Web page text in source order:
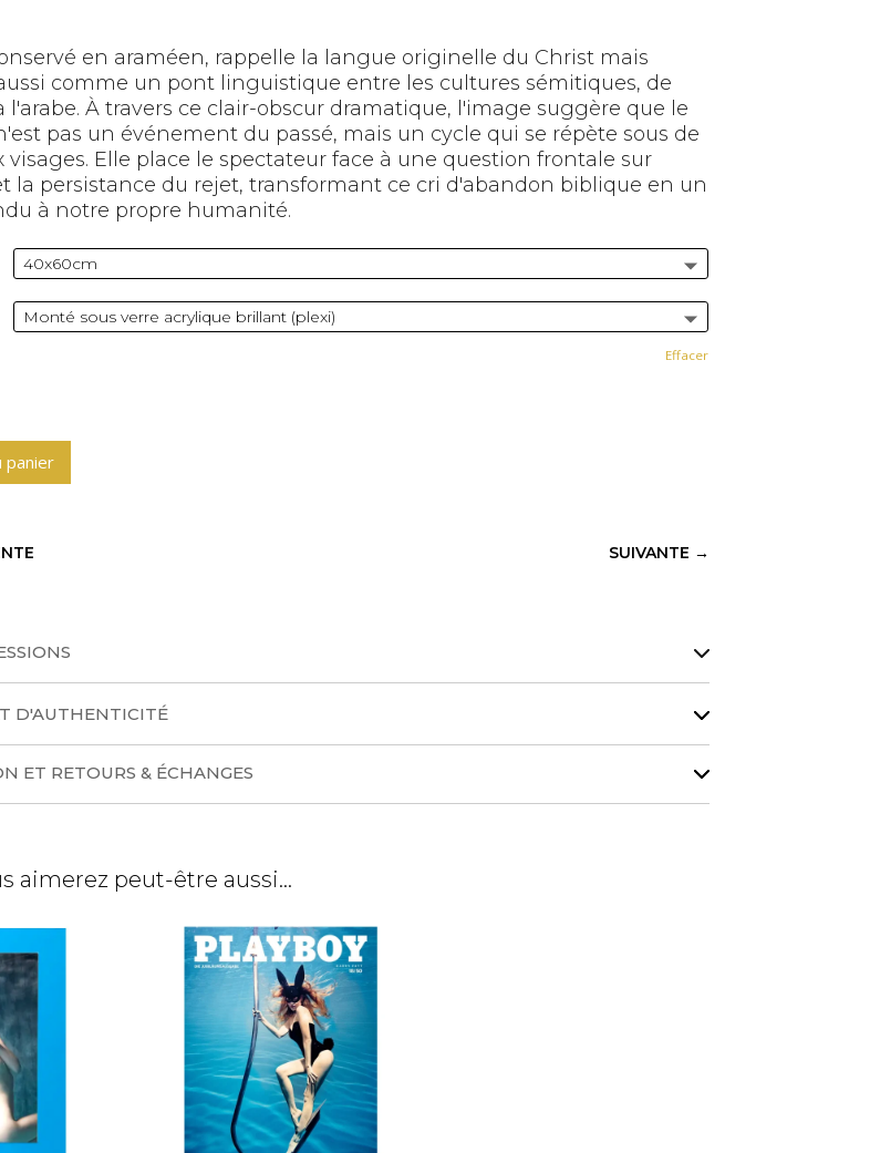
en araméen, rappelle la langue originelle du Christ mais
comme un pont linguistique entre les cultures sémitiques, de
l'arabe. À travers ce clair-obscur dramatique, l'image suggère que le
pas un événement du passé, mais un cycle qui se répète sous de
visages. Elle place le spectateur face à une question frontale sur
la persistance du rejet, transformant ce cri d'abandon biblique en un
à notre propre humanité.
Effacer
panier
SUIVANTE →
D'AUTHENTICITÉ
ET RETOURS & ÉCHANGES
aimerez peut-être aussi…